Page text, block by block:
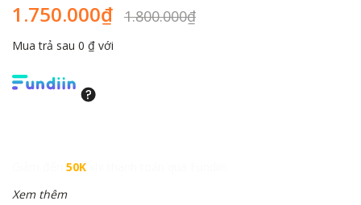
1.750.000₫ 1.800.000₫
Mua trả sau 0 ₫ với
50K
Xem thêm